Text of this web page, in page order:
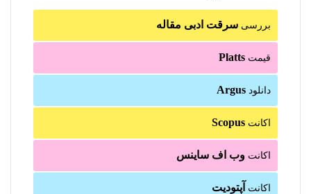
بررسی سرقت ادبی مقاله
قیمت Platts
دانلود Argus
اکانت Scopus
اکانت وب اف ساینس
اکانت آپتودیت